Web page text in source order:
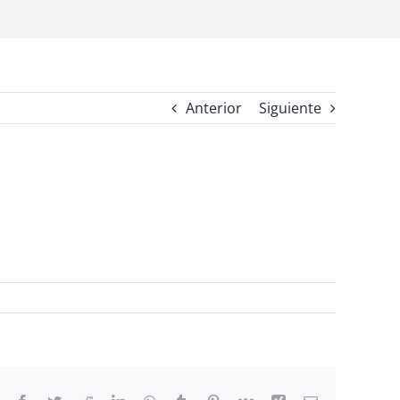
Anterior Siguiente